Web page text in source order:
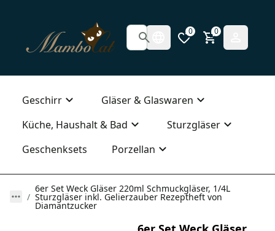
0 0
Geschirr
Gläser & Glaswaren
Küche, Haushalt & Bad
Sturzgläser
Geschenksets
Porzellan
6er Set Weck Gläser 220ml Schmuckgläser, 1/4L
Sturzgläser inkl. Gelierzauber Rezeptheft von
Diamantzucker